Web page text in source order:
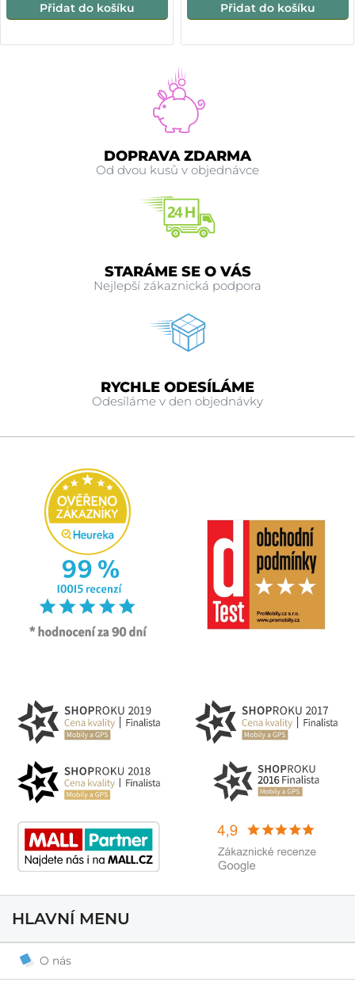
Přidat do košíku Přidat do košíku
DOPRAVA ZDARMA
Od dvou kusů v objednávce
STARÁME SE O VÁS
Nejlepší zákaznická podpora
RYCHLE ODESÍLÁME
Odesíláme v den objednávky
HLAVNÍ MENU
O nás